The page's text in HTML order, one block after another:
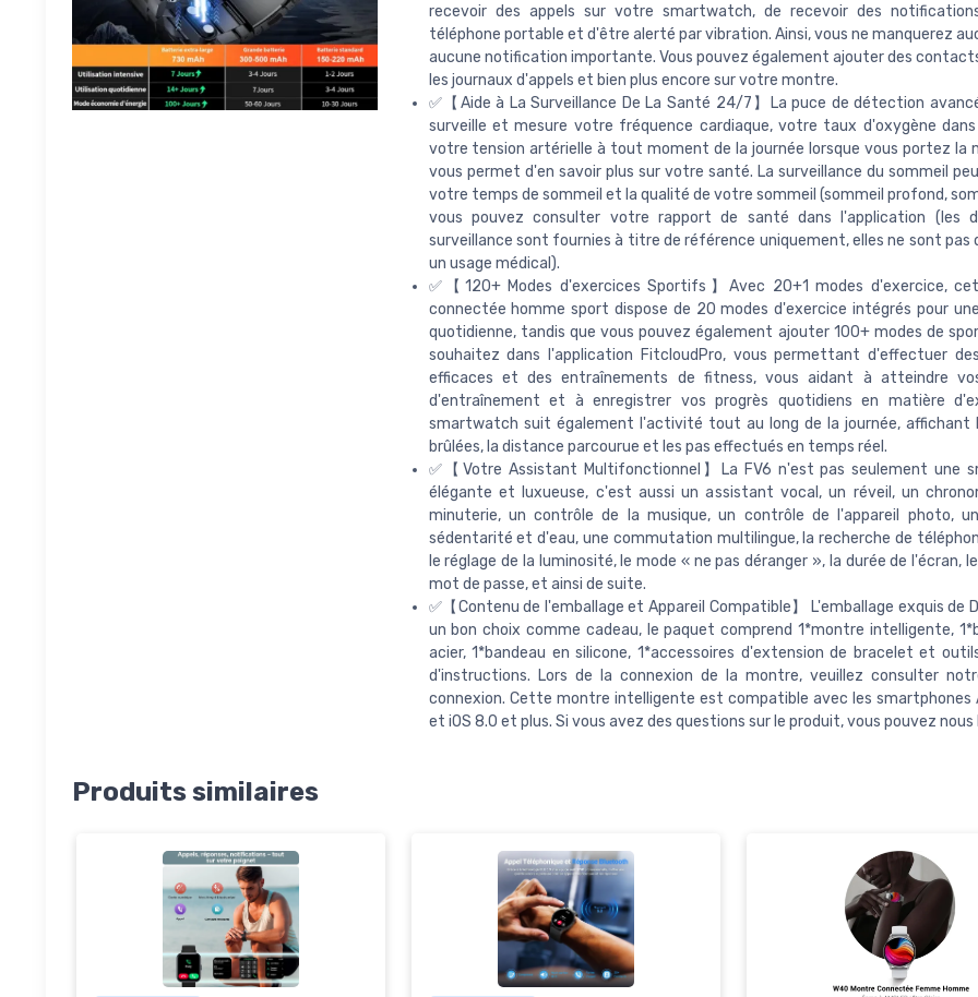
recevoir des appels sur votre smartwatch, de recevoir des
téléphone portable et d'être alerté par vibration. Ainsi, vous ne manquerez
aucune notification importante. Vous pouvez également ajouter des
les journaux d'appels et bien plus encore sur votre montre.
✅【Aide à La Surveillance De La Santé 24/7】La puce de détection
surveille et mesure votre fréquence cardiaque, votre taux d'oxygène
votre tension artérielle à tout moment de la journée lorsque vous portez la
vous permet d'en savoir plus sur votre santé. La surveillance du sommeil
votre temps de sommeil et la qualité de votre sommeil (sommeil profond,
vous pouvez consulter votre rapport de santé dans l'application (les
surveillance sont fournies à titre de référence uniquement, elles ne sont pas
un usage médical).
✅【120+ Modes d'exercices Sportifs】Avec 20+1 modes d'exercice,
connectée homme sport dispose de 20 modes d'exercice intégrés pour
quotidienne, tandis que vous pouvez également ajouter 100+ modes de
souhaitez dans l'application FitcloudPro, vous permettant d'effectuer
efficaces et des entraînements de fitness, vous aidant à atteindre
d'entraînement et à enregistrer vos progrès quotidiens en matière
smartwatch suit également l'activité tout au long de la journée, affichant
brûlées, la distance parcourue et les pas effectués en temps réel.
✅【Votre Assistant Multifonctionnel】La FV6 n'est pas seulement une
élégante et luxueuse, c'est aussi un assistant vocal, un réveil, un
minuterie, un contrôle de la musique, un contrôle de l'appareil photo,
sédentarité et d'eau, une commutation multilingue, la recherche de
le réglage de la luminosité, le mode « ne pas déranger », la durée de l'écran,
mot de passe, et ainsi de suite.
✅【Contenu de l'emballage et Appareil Compatible】 L'emballage exquis de
un bon choix comme cadeau, le paquet comprend 1*montre intelligente,
acier, 1*bandeau en silicone, 1*accessoires d'extension de bracelet et
d'instructions. Lors de la connexion de la montre, veuillez consulter
connexion. Cette montre intelligente est compatible avec les smartphones
et iOS 8.0 et plus. Si vous avez des questions sur le produit, vous pouvez nous
Produits similaires